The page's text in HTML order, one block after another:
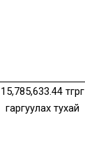
15,785,633.44 төгрөг
гаргуулах тухай